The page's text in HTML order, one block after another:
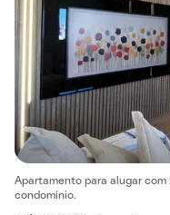
Apartamento para alugar com
condomínio.